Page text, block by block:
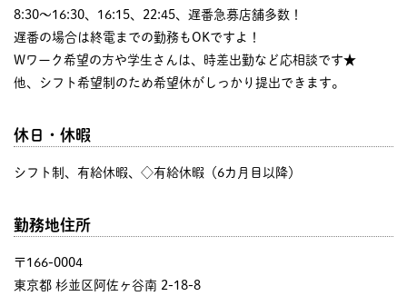
8:30〜16:30、16:15、22:45、遅番急募店舗多数！
遅番の場合は終電までの勤務もOKですよ！
Wワーク希望の方や学生さんは、時差出勤など応相談です★
他、シフト希望制のため希望休がしっかり提出できます。
休日・休暇
シフト制、有給休暇、◇有給休暇（6カ月目以降）
勤務地住所
〒166-0004
東京都 杉並区阿佐ヶ谷南 2-18-8